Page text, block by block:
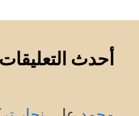
أحدث التعليقات